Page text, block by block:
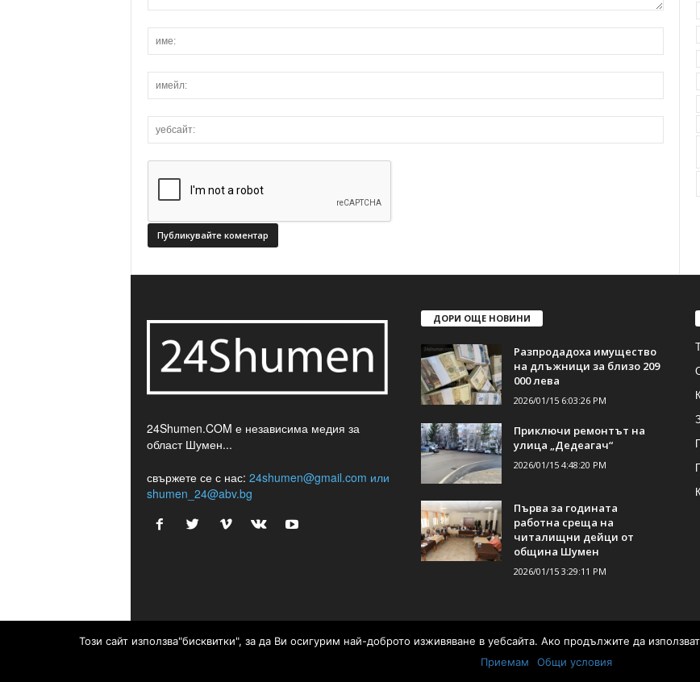
24Shumen.COM е независима медия за
област Шумен...
свържете се с нас: 24shumen@gmail.com или
shumen_24@abv.bg
ДОРИ ОЩЕ НОВИНИ
Разпродадоха имущество
на длъжници за близо 209
000 лева
2026/01/15 6:03:26 PM
Приключи ремонтът на
улица „Дедеагач“
2026/01/15 4:48:20 PM
Първа за годината
работна среща на
читалищни дейци от
община Шумен
2026/01/15 3:29:11 PM
© © 2017 24Shumen.COM. Изработка и поддръжка от
Този сайт използва"бисквитки", за да Ви осигурим най-доброто изживяване в уебсайта. Ако продължите да
Приемам
Общи условия